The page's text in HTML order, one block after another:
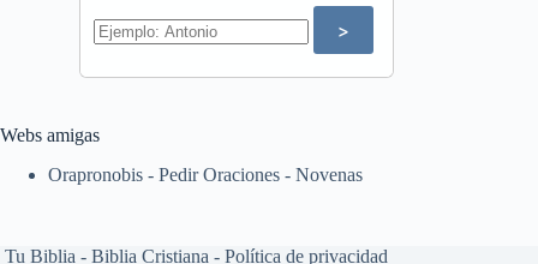
Webs amigas
Orapronobis - Pedir Oraciones - Novenas
Tu Biblia - Biblia Cristiana - Política de privacidad